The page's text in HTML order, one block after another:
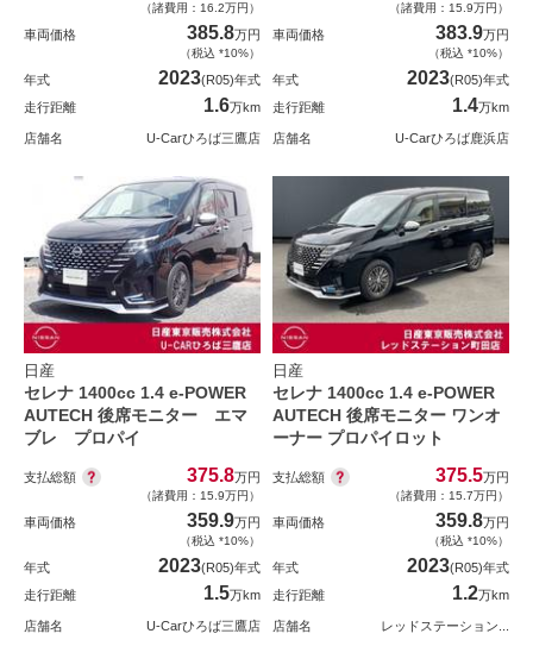
（諸費用：16.2万円）
車両価格 385.8万円
（税込 *10%）
年式 2023(R05)年式
走行距離
1.6万km
店舗名 U-Carひろば三鷹店
（諸費用：15.9万円）
車両価格 383.9万円
（税込 *10%）
年式 2023(R05)年式
走行距離
1.4万km
店舗名 U-Carひろば鹿浜店
日産
セレナ 1400cc 1.4 e-POWER
AUTECH 後席モニター エマ
ブレ プロパイ
支払総額 375.8万円
（諸費用：15.9万円）
車両価格 359.9万円
（税込 *10%）
年式 2023(R05)年式
走行距離
1.5万km
店舗名 U-Carひろば三鷹店
日産
セレナ 1400cc 1.4 e-POWER
AUTECH 後席モニター ワンオ
ーナー プロパイロット
支払総額 375.5万円
（諸費用：15.7万円）
車両価格 359.8万円
（税込 *10%）
年式 2023(R05)年式
走行距離
1.2万km
店舗名 レッドステーション...